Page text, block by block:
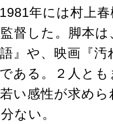
年には村上
督した。脚本は
』や、映画『
ある。２人と
い感性が求め
ない。